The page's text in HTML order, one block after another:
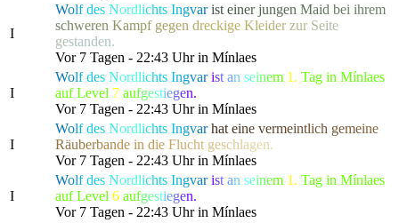
I
Wolfdes Nordlichts Ingvar ist einer jungen Maid bei ihrem
schweren Kampf gegen dreckige Kleider zur Seite
gestanden.
Vor 7 Tagen - 22:43 Uhr in Mínlaes
I
Wolfdes Nordlichts Ingvar ist an seinem 1. Tag in Mínlaes
auf Level 7 aufgestiegen.
Vor 7 Tagen - 22:43 Uhr in Mínlaes
I
Wolfdes Nordlichts Ingvar hat eine vermeintlich gemeine
Räuberbande in die Flucht geschlagen.
Vor 7 Tagen - 22:43 Uhr in Mínlaes
I
Wolfdes Nordlichts Ingvar ist an seinem 1. Tag in Mínlaes
auf Level 6 aufgestiegen.
Vor 7 Tagen - 22:43 Uhr in Mínlaes